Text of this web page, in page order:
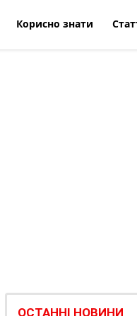
Корисно знати
ОСТАННІ НОВИНИ